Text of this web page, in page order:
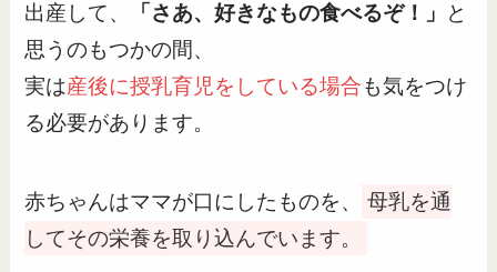
出産して、
「さあ、好きなもの食べるぞ！」
と
思うのもつかの間、
実は産後に授乳育児をしている場合も気をつけ
る必要があります。
赤ちゃんはママが口にしたものを、
母乳を通
してその栄養を取り込んでいます。